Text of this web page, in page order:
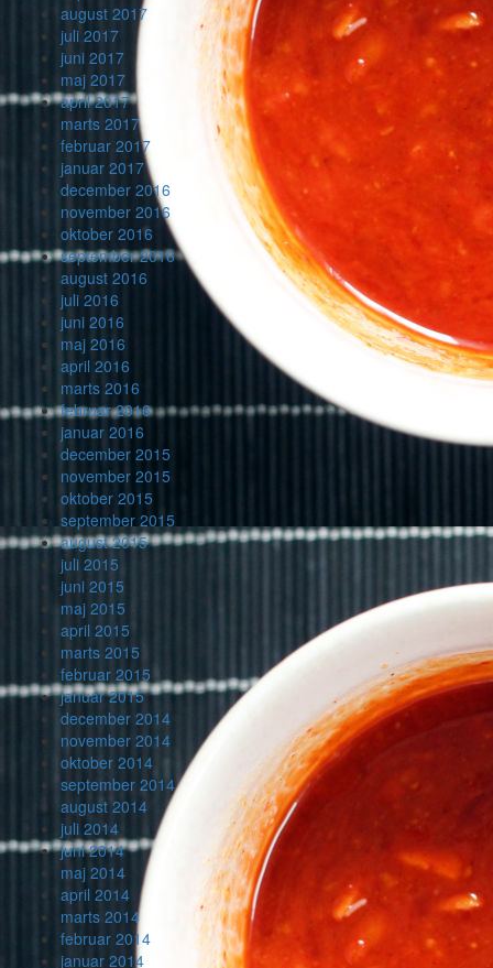
august 2017
juli 2017
juni 2017
maj 2017
april 2017
marts 2017
februar 2017
januar 2017
december 2016
november 2016
oktober 2016
september 2016
august 2016
juli 2016
juni 2016
maj 2016
april 2016
marts 2016
februar 2016
januar 2016
december 2015
november 2015
oktober 2015
september 2015
august 2015
juli 2015
juni 2015
maj 2015
april 2015
marts 2015
februar 2015
januar 2015
december 2014
november 2014
oktober 2014
september 2014
august 2014
juli 2014
juni 2014
maj 2014
april 2014
marts 2014
februar 2014
januar 2014